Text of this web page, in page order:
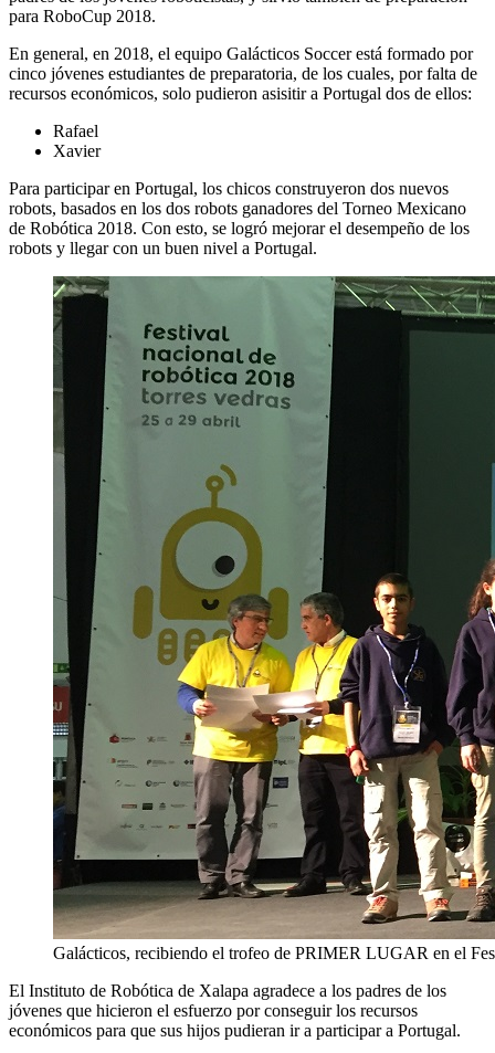
para RoboCup 2018.
En general, en 2018, el equipo Galácticos Soccer está formado por
cinco jóvenes estudiantes de preparatoria, de los cuales, por falta de
recursos económicos, solo pudieron asisitir a Portugal dos de ellos:
Rafael
Xavier
Para participar en Portugal, los chicos construyeron dos nuevos
robots, basados en los dos robots ganadores del Torneo Mexicano
de Robótica 2018. Con esto, se logró mejorar el desempeño de los
robots y llegar con un buen nivel a Portugal.
Galácticos, recibiendo el trofeo de PRIMER LUGAR en el
El Instituto de Robótica de Xalapa agradece a los padres de los
jóvenes que hicieron el esfuerzo por conseguir los recursos
económicos para que sus hijos pudieran ir a participar a Portugal.